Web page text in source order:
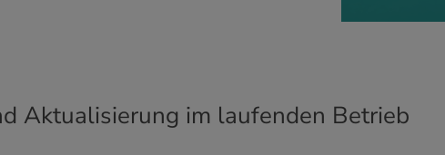
Aktualisierung im laufenden Betrieb